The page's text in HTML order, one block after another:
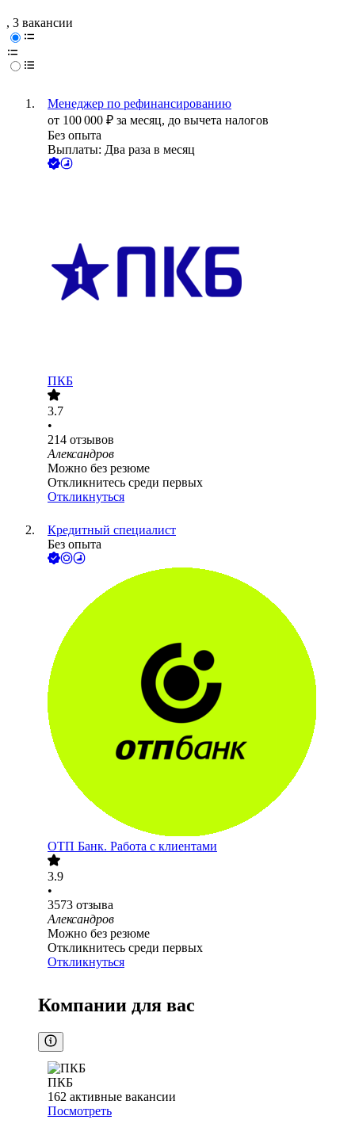
, 3 вакансии
Менеджер по рефинансированию
от 100 000 ₽ за месяц, до вычета налогов
Без опыта
Выплаты: Два раза в месяц
ПКБ
3.7
•
214 отзывов
Александров
Можно без резюме
Откликнитесь среди первых
Откликнуться
Кредитный специалист
Без опыта
ОТП Банк. Работа с клиентами
3.9
•
3573 отзыва
Александров
Можно без резюме
Откликнитесь среди первых
Откликнуться
Компании для вас
ПКБ
162 активные вакансии
Посмотреть